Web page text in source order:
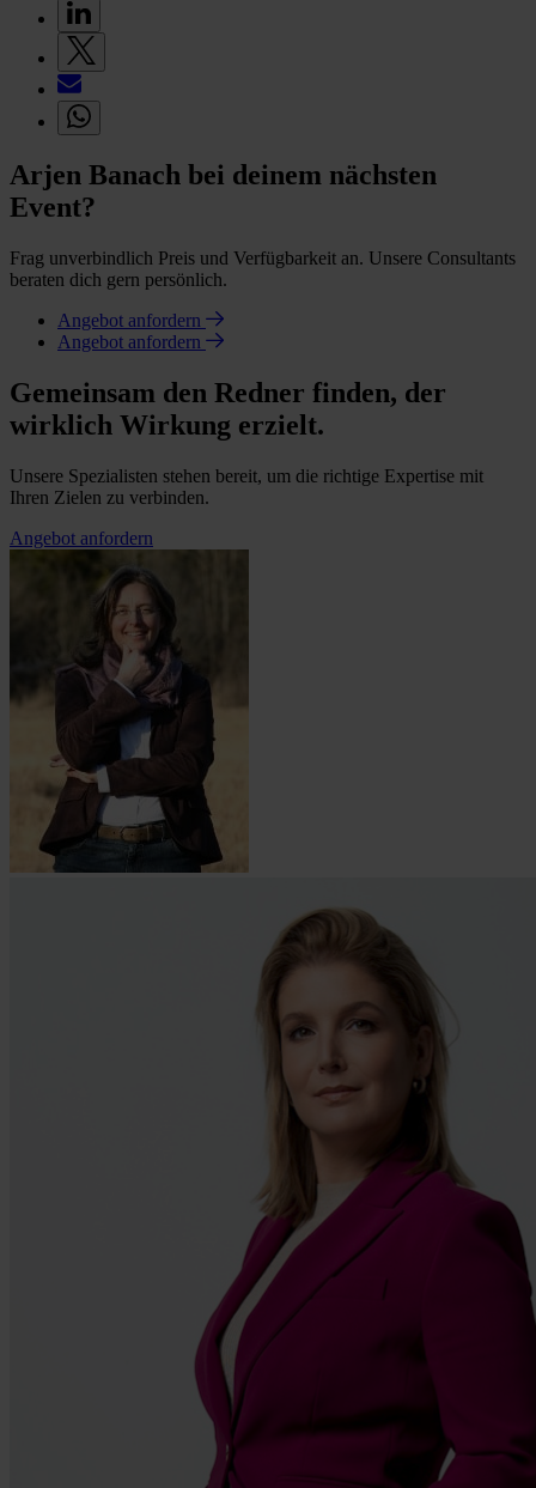
Arjen Banach bei deinem nächsten
Event?
Frag unverbindlich Preis und Verfügbarkeit an. Unsere Consultants
beraten dich gern persönlich.
Angebot anfordern
Angebot anfordern
Gemeinsam den Redner finden, der
wirklich Wirkung erzielt.
Unsere Spezialisten stehen bereit, um die richtige Expertise mit
Ihren Zielen zu verbinden.
Angebot anfordern